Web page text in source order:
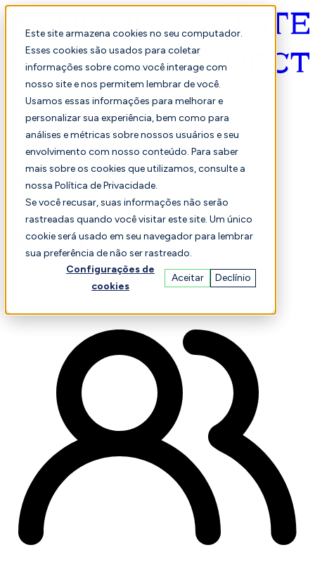
Este site armazena cookies no seu computador.
Esses cookies são usados para coletar
informações sobre como você interage com
nosso site e nos permitem lembrar de você.
Usamos essas informações para melhorar e
personalizar sua experiência, bem como para
análises e métricas sobre nossos usuários e seu
envolvimento com nosso conteúdo. Para saber
mais sobre os cookies que utilizamos, consulte a
nossa Política de Privacidade.
Se você recusar, suas informações não serão
rastreadas quando você visitar este site. Um único
cookie será usado em seu navegador para lembrar
sua preferência de não ser rastreado.
Configurações de
cookies
Aceitar Declínio
Português
Selecionado Comparação
Finança Desempenho